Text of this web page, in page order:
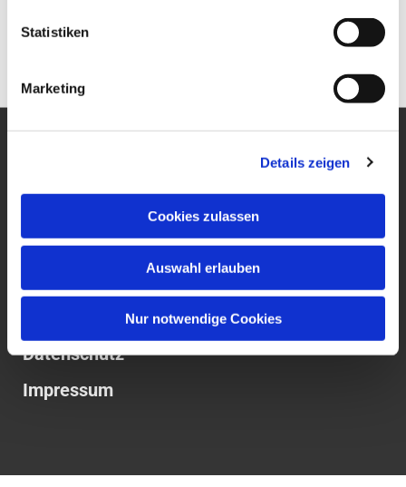
Statistiken
Marketing
Details zeigen
Cookies zulassen
Auswahl erlauben
Nur notwendige Cookies
Am Zwingel 3
Telefon:027715306
gesamtkirchengemeinde.wilhelmsturm@ekhn.de
Datenschutz
Impressum